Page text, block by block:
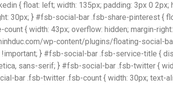
{ float: left; width: 135px; padding: 3px 0
30px; } #fsb-social-bar .fsb-share-pinterest {
{ width: 43px; overflow: hidden; margin-
wp-content/plugins/floating-social-
!important; } #fsb-social-bar .fsb-service-title {
sans-serif; } #fsb-social-bar .fsb-twitter {
bar .fsb-twitter .fsb-count { width: 30px; text-